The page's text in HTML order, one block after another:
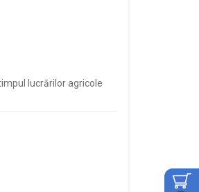
lucrărilor agricole